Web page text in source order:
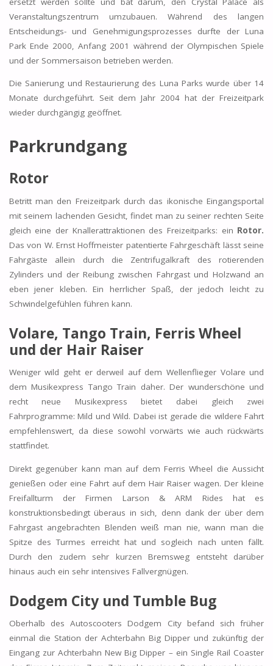
Veranstaltungszentrum umzubauen. Während des langen
Entscheidungs- und Genehmigungsprozesses durfte der Luna
Park Ende 2000, Anfang 2001 während der Olympischen Spiele
und der Sommersaison betrieben werden.
Die Sanierung und Restaurierung des Luna Parks wurde über 14
Monate durchgeführt. Seit dem Jahr 2004 hat der Freizeitpark
wieder durchgängig geöffnet.
Parkrundgang
Rotor
Betritt man den Freizeitpark durch das ikonische Eingangsportal
mit seinem lachenden Gesicht, findet man zu seiner rechten Seite
gleich eine der Knallerattraktionen des Freizeitparks: ein Rotor.
Das von W. Ernst Hoffmeister patentierte Fahrgeschäft lässt seine
Fahrgäste allein durch die Zentrifugalkraft des rotierenden
Zylinders und der Reibung zwischen Fahrgast und Holzwand an
eben jener kleben. Ein herrlicher Spaß, der jedoch leicht zu
Schwindelgefühlen führen kann.
Volare, Tango Train, Ferris Wheel
und der Hair Raiser
Weniger wild geht er derweil auf dem Wellenflieger Volare und
dem Musikexpress Tango Train daher. Der wunderschöne und
recht neue Musikexpress bietet dabei gleich zwei
Fahrprogramme: Mild und Wild. Dabei ist gerade die wildere Fahrt
empfehlenswert, da diese sowohl vorwärts wie auch rückwärts
stattfindet.
Direkt gegenüber kann man auf dem Ferris Wheel die Aussicht
genießen oder eine Fahrt auf dem Hair Raiser wagen. Der kleine
Freifallturm der Firmen Larson & ARM Rides hat es
konstruktionsbedingt überaus in sich, denn dank der über dem
Fahrgast angebrachten Blenden weiß man nie, wann man die
Spitze des Turmes erreicht hat und sogleich nach unten fällt.
Durch den zudem sehr kurzen Bremsweg entsteht darüber
hinaus auch ein sehr intensives Fallvergnügen.
Dodgem City und Tumble Bug
Oberhalb des Autoscooters Dodgem City befand sich früher
einmal die Station der Achterbahn Big Dipper und zukünftig der
Eingang zur Achterbahn New Big Dipper – ein Single Rail Coaster